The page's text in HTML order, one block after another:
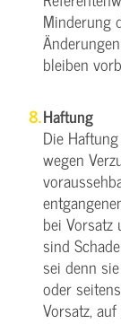
Minderung
bleiben
Haftung
Die
wegen
bei
sind
sei denn
oder
Vorsatz,